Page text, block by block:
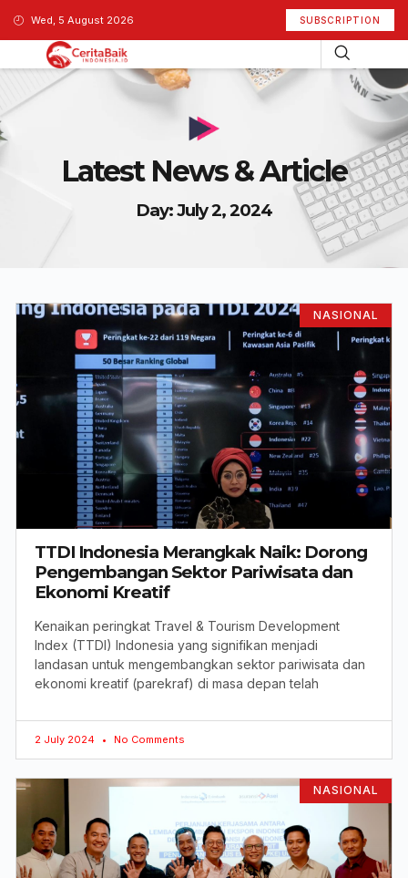
Wed, 5 August 2026 SUBSCRIPTION
Latest News & Article
Day: July 2, 2024
NASIONAL
TTDI Indonesia Merangkak Naik: Dorong
Pengembangan Sektor Pariwisata dan
Ekonomi Kreatif
Kenaikan peringkat Travel & Tourism Development
Index (TTDI) Indonesia yang signifikan menjadi
landasan untuk mengembangkan sektor pariwisata dan
ekonomi kreatif (parekraf) di masa depan telah
2 July 2024 No Comments
NASIONAL